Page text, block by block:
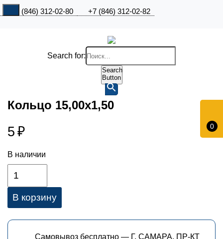
+7 (846) 312-02-80 +7 (846) 312-02-82
0
Search for:
Search
Button
Кольцо 15,00х1,50
5 ₽
В наличии
В корзину
Самовывоз бесплатно — Г. САМАРА, ПР-КТ